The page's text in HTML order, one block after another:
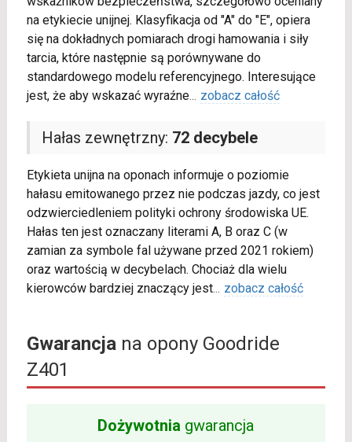
na etykiecie unijnej. Klasyfikacja od "A" do "E", opiera
się na dokładnych pomiarach drogi hamowania i siły
tarcia, które następnie są porównywane do
standardowego modelu referencyjnego. Interesujące
jest, że aby wskazać wyraźne... zobacz całość
Hałas zewnętrzny: 72 decybele
Etykieta unijna na oponach informuje o poziomie
hałasu emitowanego przez nie podczas jazdy, co jest
odzwierciedleniem polityki ochrony środowiska UE.
Hałas ten jest oznaczany literami A, B oraz C (w
zamian za symbole fal używane przed 2021 rokiem)
oraz wartością w decybelach. Chociaż dla wielu
kierowców bardziej znaczący jest... zobacz całość
Gwarancjana opony Goodride
Z401
Dożywotnia gwarancja